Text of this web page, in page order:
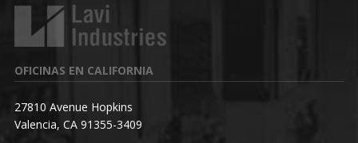
OFICINAS EN CALIFORNIA
27810 Avenue Hopkins
Valencia, CA 91355-3409